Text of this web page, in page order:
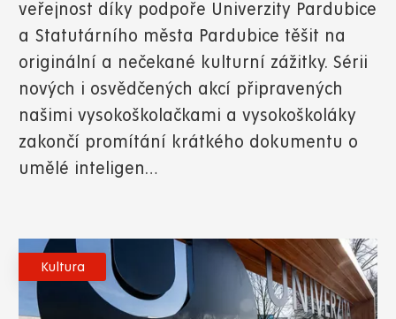
veřejnost díky podpoře Univerzity Pardubice
a Statutárního města Pardubice těšit na
originální a nečekané kulturní zážitky. Sérii
nových i osvědčených akcí připravených
našimi vysokoškolačkami a vysokoškoláky
zakončí promítání krátkého dokumentu o
umělé inteligen…
Kultura